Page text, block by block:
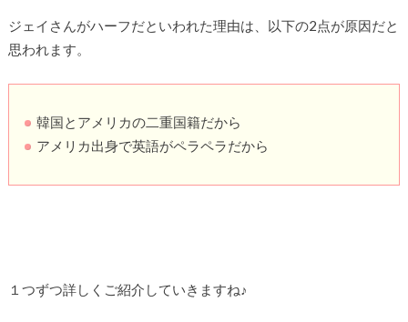
ジェイさんがハーフだといわれた理由は、以下の2点が原因だと
思われます。
韓国とアメリカの二重国籍だから
アメリカ出身で英語がペラペラだから
１つずつ詳しくご紹介していきますね♪